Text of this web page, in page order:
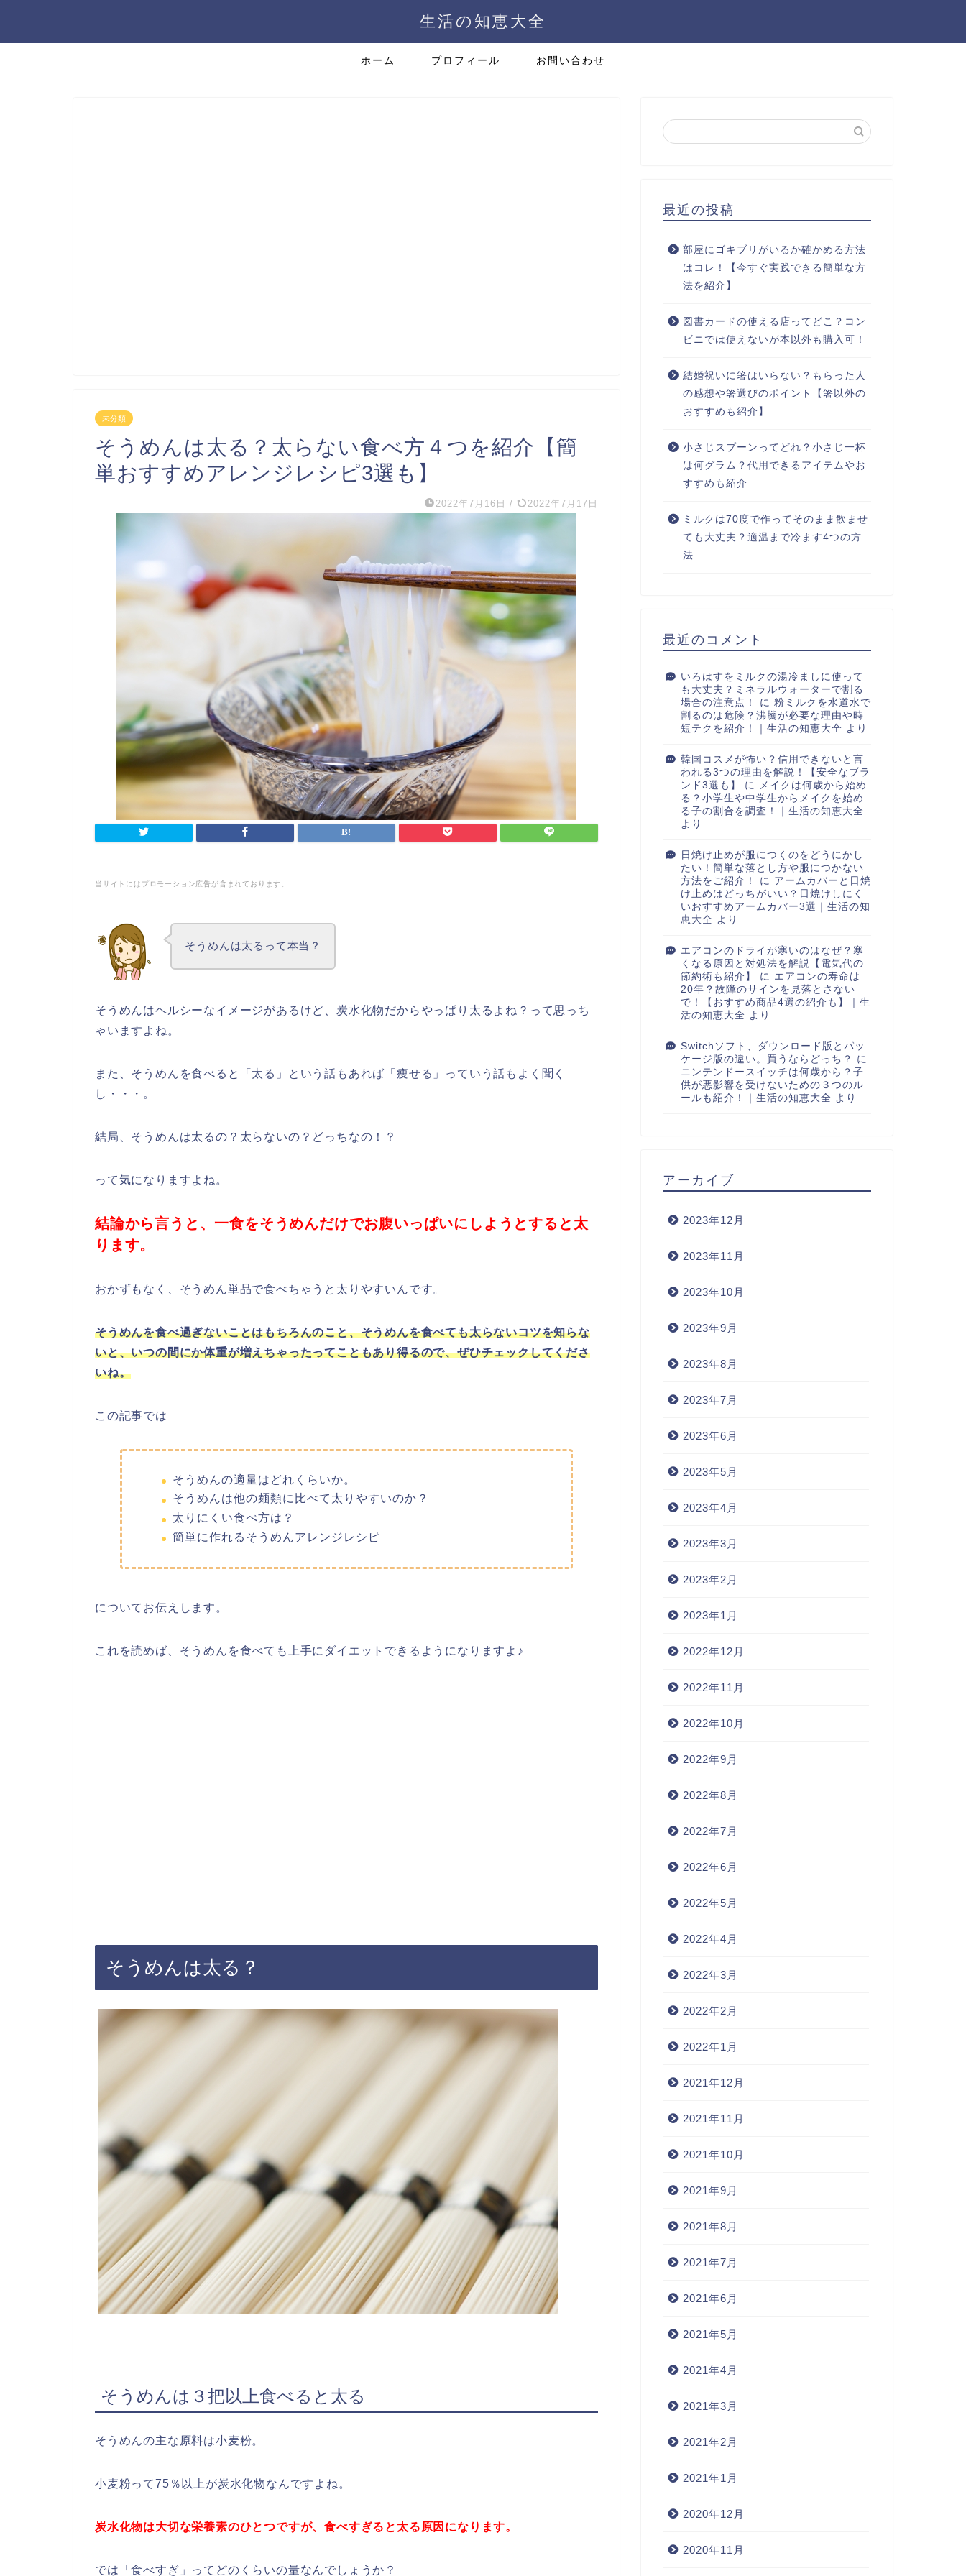
生活の知恵大全
ホーム プロフィール お問い合わせ
未分類
そうめんは太る？太らない食べ方４つを紹介【簡
単おすすめアレンジレシピ3選も】
2022年7月16日 / 2022年7月17日
当サイトにはプロモーション広告が含まれております。
そうめんは太るって本当？
そうめんはヘルシーなイメージがあるけど、炭水化物だからやっぱり太るよね？って思っち
ゃいますよね。
また、そうめんを食べると「太る」という話もあれば「痩せる」っていう話もよく聞く
し・・・。
結局、そうめんは太るの？太らないの？どっちなの！？
って気になりますよね。
結論から言うと、一食をそうめんだけでお腹いっぱいにしようとすると太
ります。
おかずもなく、そうめん単品で食べちゃうと太りやすいんです。
そうめんを食べ過ぎないことはもちろんのこと、そうめんを食べても太らないコツを知らな
いと、いつの間にか体重が増えちゃったってこともあり得るので、ぜひチェックしてくださ
いね。
この記事では
そうめんの適量はどれくらいか。
そうめんは他の麺類に比べて太りやすいのか？
太りにくい食べ方は？
簡単に作れるそうめんアレンジレシピ
についてお伝えします。
これを読めば、そうめんを食べても上手にダイエットできるようになりますよ♪
そうめんは太る？
そうめんは３把以上食べると 太る
そうめんの主な原料は小麦粉。
小麦粉って75％以上が炭水化物なんですよね。
炭水化物は大切な栄養素のひとつですが、食べすぎると太る原因になります。
では「食べすぎ」ってどのくらいの量なんでしょうか？
最近の投稿
部屋にゴキブリがいるか確かめる方法
はコレ！【今すぐ実践できる簡単な方
法を紹介】
図書カードの使える店ってどこ？コン
ビニでは使えないが本以外も購入可！
結婚祝いに箸はいらない？もらった人
の感想や箸選びのポイント【箸以外の
おすすめも紹介】
小さじスプーンってどれ？小さじ一杯
は何グラム？代用できるアイテムやお
すすめも紹介
ミルクは70度で作ってそのまま飲ませ
ても大丈夫？適温まで冷ます4つの方
法
最近のコメント
いろはすをミルクの湯冷ましに使って
も大丈夫？ミネラルウォーターで割る
場合の注意点！
に 粉ミルクを水道水で
割るのは危険？沸騰が必要な理由や時
短テクを紹介！｜生活の知恵大全 より
韓国コスメが怖い？信用できないと言
われる3つの理由を解説！【安全なブラ
ンド3選も】
に メイクは何歳から始め
る？小学生や中学生からメイクを始め
る子の割合を調査！｜生活の知恵大全
より
日焼け止めが服につくのをどうにかし
たい！簡単な落とし方や服につかない
方法をご紹介！
に アームカバーと日焼
け止めはどっちがいい？日焼けしにく
いおすすめアームカバー3選｜生活の知
恵大全 より
エアコンのドライが寒いのはなぜ？寒
くなる原因と対処法を解説【電気代の
節約術も紹介】
に エアコンの寿命は
20年？故障のサインを見落とさない
で！【おすすめ商品4選の紹介も】｜生
活の知恵大全 より
Switchソフト、ダウンロード版とパッ
ケージ版の違い。買うならどっち？
に
ニンテンドースイッチは何歳から？子
供が悪影響を受けないための３つのル
ールも紹介！｜生活の知恵大全 より
アーカイブ
2023年12月
2023年11月
2023年10月
2023年9月
2023年8月
2023年7月
2023年6月
2023年5月
2023年4月
2023年3月
2023年2月
2023年1月
2022年12月
2022年11月
2022年10月
2022年9月
2022年8月
2022年7月
2022年6月
2022年5月
2022年4月
2022年3月
2022年2月
2022年1月
2021年12月
2021年11月
2021年10月
2021年9月
2021年8月
2021年7月
2021年6月
2021年5月
2021年4月
2021年3月
2021年2月
2021年1月
2020年12月
2020年11月